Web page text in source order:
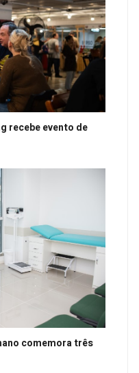
recebe evento de
comemora três